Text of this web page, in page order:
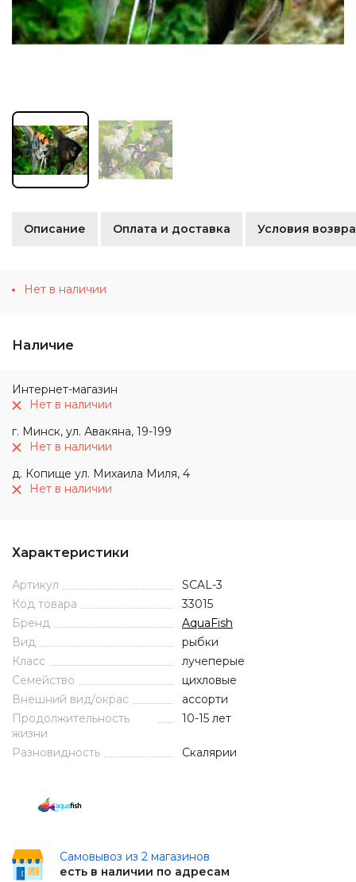
Описание Оплата и доставка Условия
Нет в наличии
Наличие
Интернет-магазин
Нет в наличии
г. Минск, ул. Авакяна, 19-199
Нет в наличии
д. Копище ул. Михаила Миля, 4
Нет в наличии
Характеристики
Артикул
SCAL-3
Код товара
33015
Бренд
AquaFish
Вид
рыбки
Класс
лучеперые
Семейство
цихловые
Внешний вид/окрас
ассорти
Продолжительность
жизни
10-15 лет
Разновидность Скалярии
Самовывоз из 2 магазинов
есть в наличии по адресам